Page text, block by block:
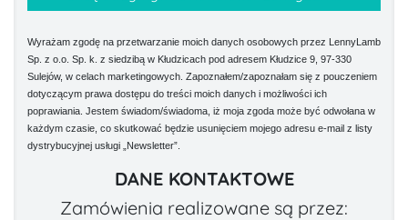
Wyrażam zgodę na przetwarzanie moich danych osobowych przez LennyLamb
Sp. z o.o. Sp. k. z siedzibą w Kłudzicach pod adresem Kłudzice 9, 97-330
Sulejów, w celach marketingowych. Zapoznałem/zapoznałam się z pouczeniem
dotyczącym prawa dostępu do treści moich danych i możliwości ich
poprawiania. Jestem świadom/świadoma, iż moja zgoda może być odwołana w
każdym czasie, co skutkować będzie usunięciem mojego adresu e-mail z listy
dystrybucyjnej usługi „Newsletter”.
DANE KONTAKTOWE
Zamówienia realizowane są przez: